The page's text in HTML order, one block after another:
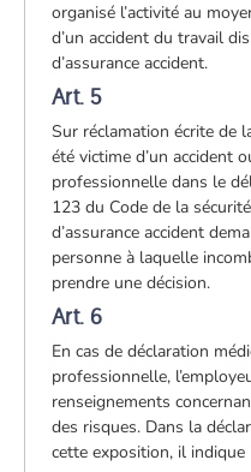
organisé l’activité au
d’un accident du travail
d’assurance accident.
Art. 5
Sur réclamation écrite de
été victime d’un accident
professionnelle dans le
123 du Code de la
d’assurance accident
personne à laquelle
prendre une décision.
Art. 6
En cas de déclaration
professionnelle,
renseignements
des risques. Dans la
cette exposition, il